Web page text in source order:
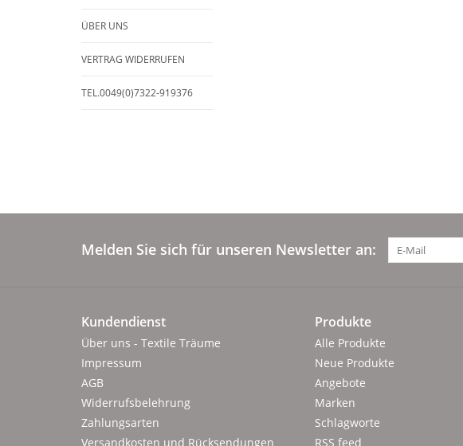
ÜBER UNS
VERTRAG WIDERRUFEN
TEL.0049(0)7322-919376
Melden Sie sich für unseren Newsletter an:
Kundendienst
Über uns - Textile Träume
Impressum
AGB
Widerrufsbelehrung
Zahlungsarten
Versandkosten und Rücksendungen
Produkte
Alle Produkte
Neue Produkte
Angebote
Marken
Schlagworte
RSS feed